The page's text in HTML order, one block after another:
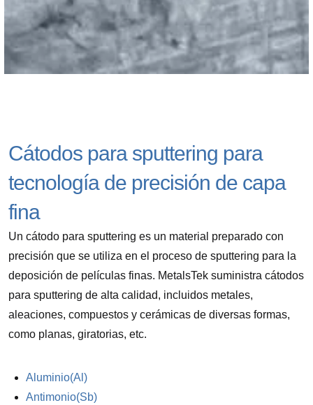
Cátodos para sputtering para
tecnología de precisión de capa
fina
Un cátodo para sputtering es un material preparado con
precisión que se utiliza en el proceso de sputtering para la
deposición de películas finas. MetalsTek suministra cátodos
para sputtering de alta calidad, incluidos metales,
aleaciones, compuestos y cerámicas de diversas formas,
como planas, giratorias, etc.
Aluminio(Al)
Antimonio(Sb)